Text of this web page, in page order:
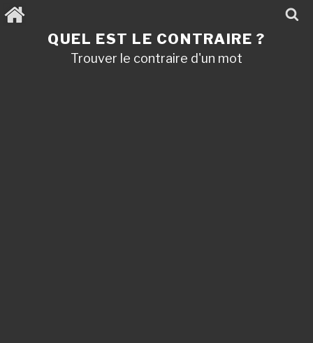
Aller
au
QUEL EST LE CONTRAIRE ?
Trouver le contraire d'un mot